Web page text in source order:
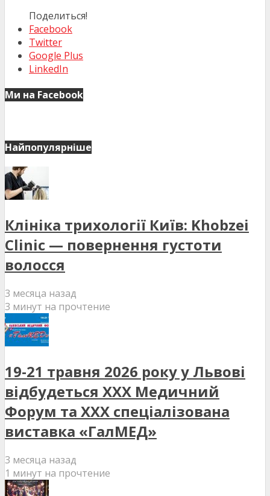
Поделиться!
Facebook
Twitter
Google Plus
LinkedIn
Ми на Facebook
Найпопулярніше
Клініка трихології Київ: Khobzei
Clinic — повернення густоти
волосся
3 месяца назад
3 минут на прочтение
19-21 травня 2026 року у Львові
відбудеться XXX Медичний
Форум та XXX спеціалізована
виставка «ГалМЕД»
3 месяца назад
1 минут на прочтение